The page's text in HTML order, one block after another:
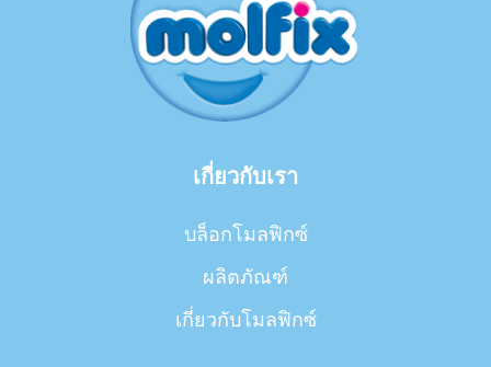
เกี่ยวกับเรา
บล็อกโมลฟิกซ์
ผลิตภัณฑ์
เกี่ยวกับโมลฟิกซ์